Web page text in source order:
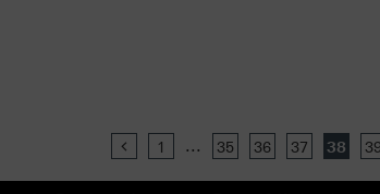
Previous
1 ... 35 36 37 38 39